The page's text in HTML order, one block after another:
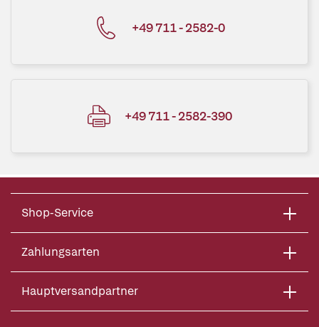
+49 711 - 2582-0
+49 711 - 2582-390
Shop-Service
Zahlungsarten
Hauptversandpartner